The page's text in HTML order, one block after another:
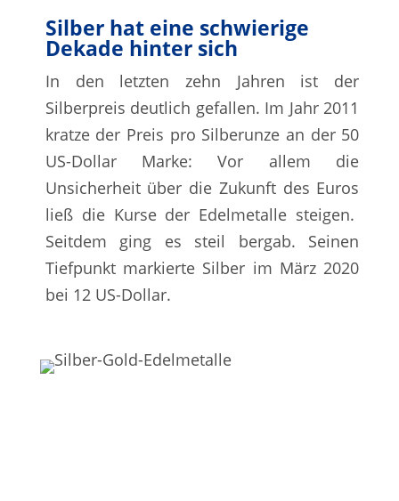
Silber hat eine schwierige
Dekade hinter sich
In den letzten zehn Jahren ist der
Silberpreis deutlich gefallen. Im Jahr 2011
kratze der Preis pro Silberunze an der 50
US-Dollar Marke: Vor allem die
Unsicherheit über die Zukunft des Euros
ließ die Kurse der Edelmetalle steigen.
Seitdem ging es steil bergab. Seinen
Tiefpunkt markierte Silber im März 2020
bei 12 US-Dollar.